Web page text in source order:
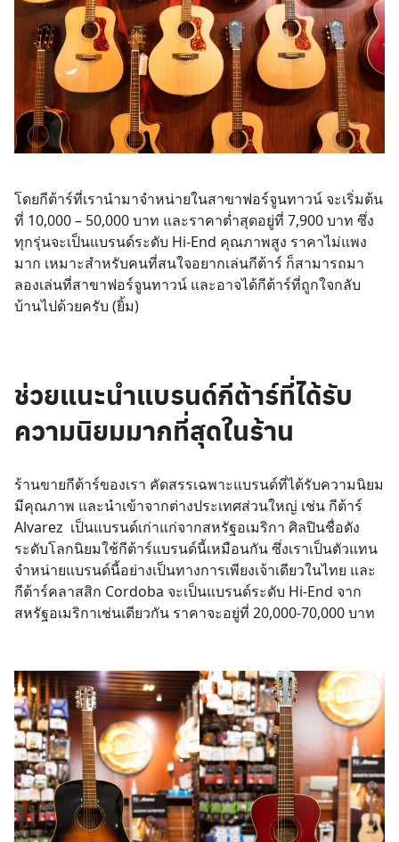
โดยกีต้าร์ที่เรานำมาจำหน่ายในสาขาฟอร์จูนทาวน์ จะเริ่มต้น
ที่ 10,000 – 50,000 บาท และราคาต่ำสุดอยู่ที่ 7,900 บาท ซึ่ง
ทุกรุ่นจะเป็นแบรนด์ระดับ Hi-End คุณภาพสูง ราคาไม่แพง
มาก เหมาะสำหรับคนที่สนใจอยากเล่นกีต้าร์ ก็สามารถมา
ลองเล่นที่สาขาฟอร์จูนทาวน์ และอาจได้กีต้าร์ที่ถูกใจกลับ
บ้านไปด้วยครับ (ยิ้ม)
ช่วยแนะนำแบรนด์กีต้าร์ที่ได้รับ
ความนิยมมากที่สุดในร้าน
ร้านขายกีต้าร์ของเรา คัดสรรเฉพาะแบรนด์ที่ได้รับความนิยม
มีคุณภาพ และนำเข้าจากต่างประเทศส่วนใหญ่ เช่น กีต้าร์
Alvarez เป็นแบรนด์เก่าแก่จากสหรัฐอเมริกา ศิลปินชื่อดัง
ระดับโลกนิยมใช้กีต้าร์แบรนด์นี้เหมือนกัน ซึ่งเราเป็นตัวแทน
จำหน่ายแบรนด์นี้อย่างเป็นทางการเพียงเจ้าเดียวในไทย และ
กีต้าร์คลาสสิก Cordoba จะเป็นแบรนด์ระดับ Hi-End จาก
สหรัฐอเมริกาเช่นเดียวกัน ราคาจะอยู่ที่ 20,000-70,000 บาท